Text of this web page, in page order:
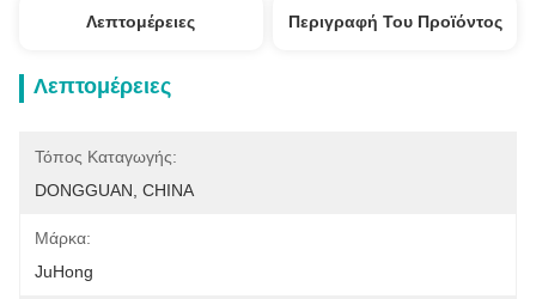
Λεπτομέρειες Περιγραφή Του Προϊόντος
Λεπτομέρειες
Τόπος Καταγωγής:
DONGGUAN, CHINA
Μάρκα:
JuHong